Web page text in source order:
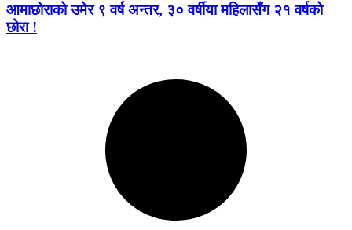
आमाछोराको उमेर ९ वर्ष अन्तर, ३० वर्षीया महिलासँग २१ वर्षको
छोरा !